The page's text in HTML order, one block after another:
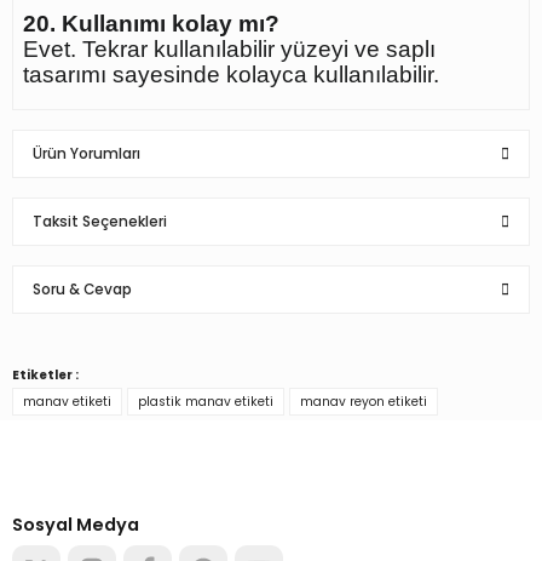
20. Kullanımı kolay mı?
Evet. Tekrar kullanılabilir yüzeyi ve saplı
tasarımı sayesinde kolayca kullanılabilir.
Ürün Yorumları
Taksit Seçenekleri
Soru & Cevap
Etiketler :
manav etiketi
plastik manav etiketi manav reyon etiketi
Sosyal Medya